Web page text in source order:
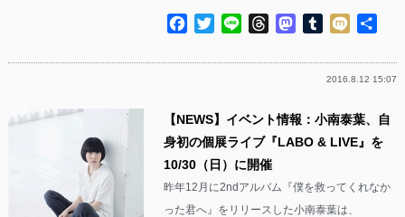
Facebook
TwitterLine ThreadsMastodon
Tumblr
Mixi
2016.8.12 15:07
【NEWS】イベント情報：小南泰葉、自
身初の個展ライブ『LABO & LIVE』を
10/30（日）に開催
昨年12月に2ndアルバム『僕を救ってくれなか
った君へ』をリリースした小南泰葉は、